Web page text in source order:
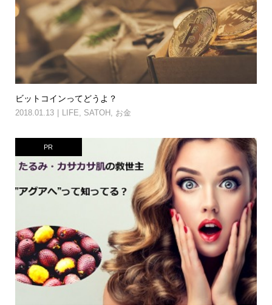
ビットコインってどうよ？
2018.01.13 LIFE SATOH, お金
PR